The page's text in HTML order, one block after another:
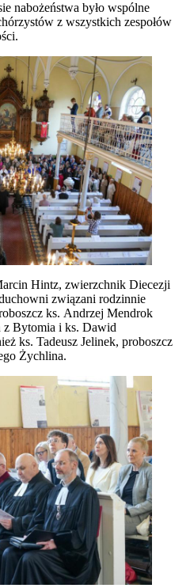
nabożeństwa było wspólne
z wszystkich zespołów
Hintz, zwierzchnik Diecezji
związani rodzinnie
ks. Andrzej Mendrok
z Bytomia i ks. Dawid
ks. Tadeusz Jelinek, proboszcz
Żychlina.